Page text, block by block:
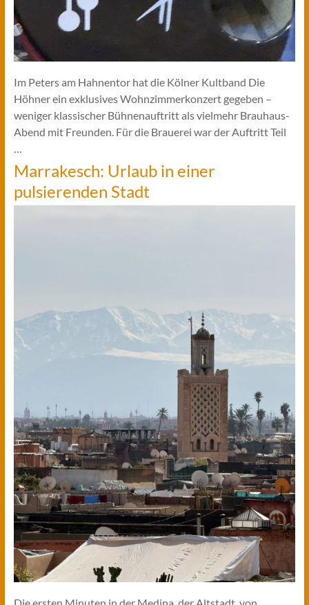
Im Peters am Hahnentor hat die Kölner Kultband Die
Höhner ein exklusives Wohnzimmerkonzert gegeben –
weniger klassischer Bühnenauftritt als vielmehr Brauhaus-
Abend mit Freunden. Für die Brauerei war der Auftritt Teil
…
Marrakesch: Urlaub in einer
pulsierenden Stadt